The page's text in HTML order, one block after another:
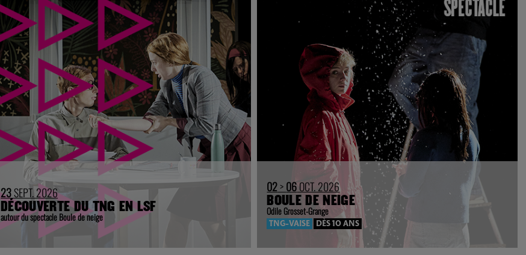
23SEPT. 2026
DÉCOUVERTE DU TNG EN LSF
autour du spectacle Boule de neige
02>06OCT. 2026
BOULE DE NEIGE
Odile Grosset-Grange
TNG-VAISE DÈS 10 ANS